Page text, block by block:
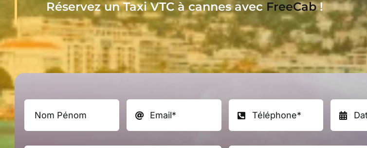
Réservez un Taxi VTC à cannes avec FreeCab!